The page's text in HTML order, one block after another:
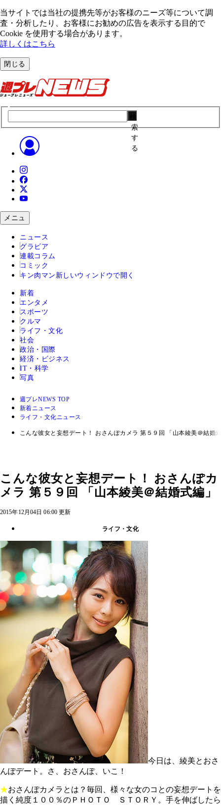
当サイトでは当社の提携先等がお客様のニーズ等について調
査・分析したり、お客様にお勧めの広告を表⽰する⽬的で
Cookie を使⽤する場合があります。
詳しくはこちら
閉じる
索
す
る
メニュ
ニュース
グラビア
連載コラム
コミック
キン肉マン 新しいウィンドウで開く
新着
エンタメ
スポーツ
クルマ
ライフ・文化
社会
政治・国際
経済・ビジネス
IT・科学
写真
週プレNEWS TOP
新着ニュース
ライフ・文化ニュース
こんな彼女と妄想デート！ おさんぽカメラ 第５９回 「山本綾美＠結婚
こんな彼女と妄想デート！ おさんぽカ
メラ 第５９回 「山本綾美＠結婚式編」
2015年12月04日 06:00 更新
ライフ・文化
今日は、綾美とおさ
んぽデート。さ、おさんぽ、いこ！
★おさんぽカメラとは？毎回、様々な女のコとの妄想デートを
描く純度１００％のＰＨＯＴＯ ＳＴＯＲＹ。手を伸ばしたら